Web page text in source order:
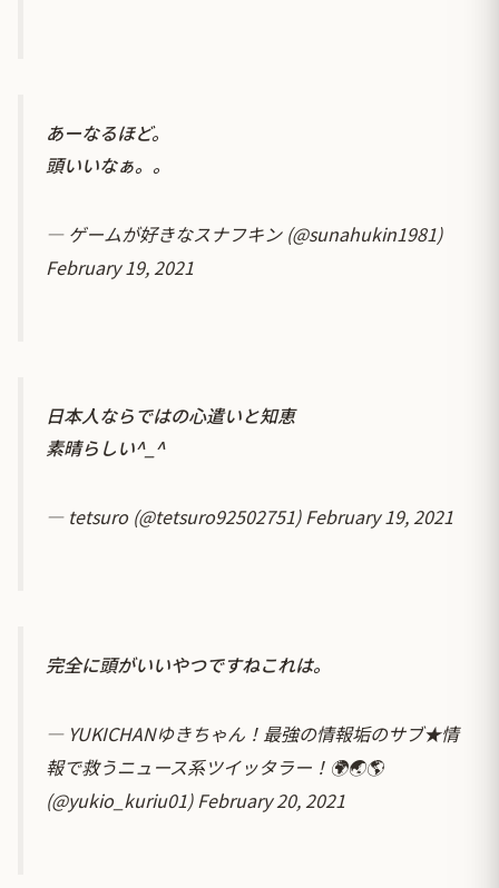
あーなるほど。
頭いいなぁ。。
— ゲームが好きなスナフキン (@sunahukin1981)
February 19, 2021
日本人ならではの心遣いと知恵
素晴らしい^_^
— tetsuro (@tetsuro92502751)February 19, 2021
完全に頭がいいやつですねこれは。
— YUKICHANゆきちゃん！最強の情報垢のサブ★情
報で救うニュース系ツイッタラー！🌍️🌏️🌎️
(@yukio_kuriu01)February 20, 2021